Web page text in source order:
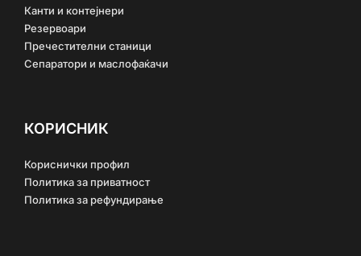
Канти и контејнери
Резервоари
Пречестителни станици
Сепаратори и маслофаќачи
КОРИСНИК
Кориснички профил
Политика за приватност
Политика за рефундирање